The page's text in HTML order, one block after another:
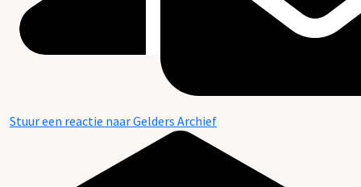
Stuur een reactie naar Gelders Archief